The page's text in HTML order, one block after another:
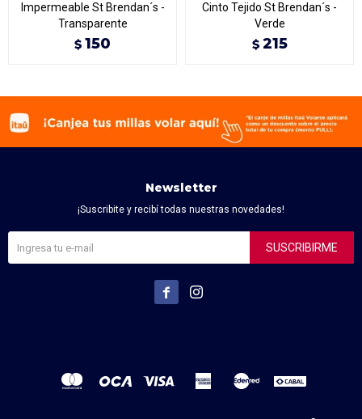
Impermeable St Brendan´s -
Transparente
$ 150
Cinto Tejido St Brendan´s -
Verde
$ 215
Newsletter
¡Suscribite y recibí todas nuestras novedades!
SUSCRIBIRME
 